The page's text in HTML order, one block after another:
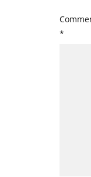
*